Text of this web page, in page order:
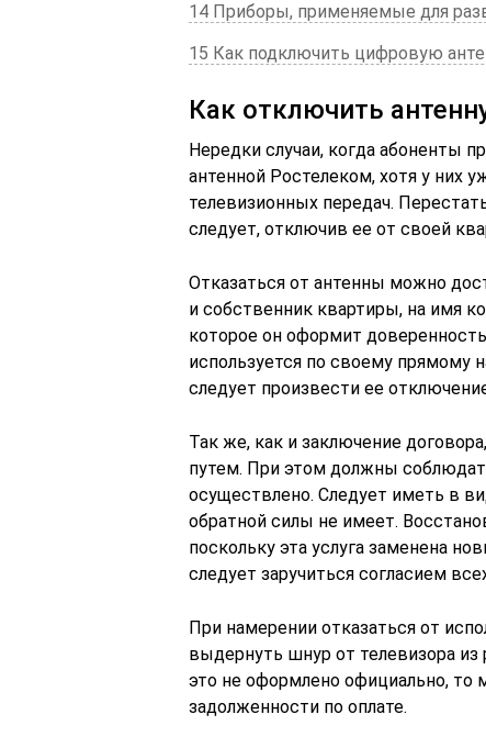
14 Приборы, применяемые для
15 Как подключить цифровую
Как отключить
Нередки случаи, когда абоненты
антенной Ростелеком, хотя у них
телевизионных передач.
следует, отключив ее от своей
Отказаться от антенны можно
и собственник квартиры, на имя
которое он оформит
используется по своему прямому
следует произвести ее
Так же, как и заключение
путем. При этом должны
осуществлено. Следует иметь в
обратной силы не имеет.
поскольку эта услуга заменена
следует заручиться согласием
При намерении отказаться от
выдернуть шнур от телевизора из
это не оформлено официально, то
задолженности по оплате.